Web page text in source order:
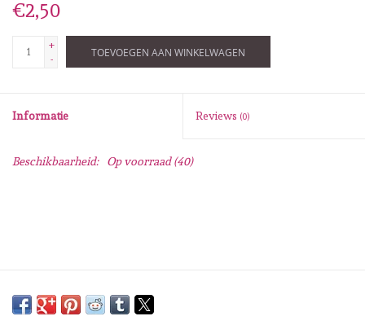
Lijm/ tape
Gereedschap
€2,50
+
-
TOEVOEGEN AAN WINKELWAGEN
Informatie Reviews (0)
Beschikbaarheid: Op voorraad(40)